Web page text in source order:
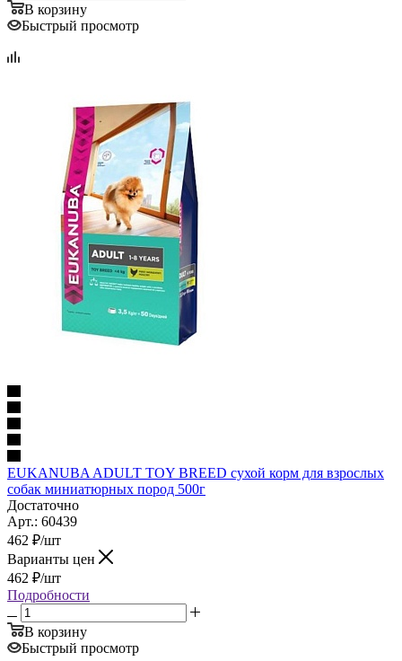
В корзину
Быстрый просмотр
EUKANUBA ADULT TOY BREED сухой корм для взрослых
собак миниатюрных пород 500г
Достаточно
Арт.: 60439
462 ₽/шт
Варианты цен
462 ₽/шт
Подробности
В корзину
Быстрый просмотр